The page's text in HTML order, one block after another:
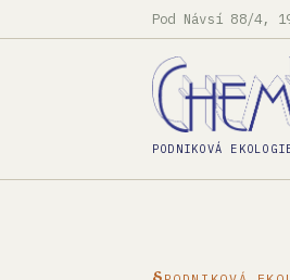
Pod Návsí 88/4,
PODNIKOVÁ